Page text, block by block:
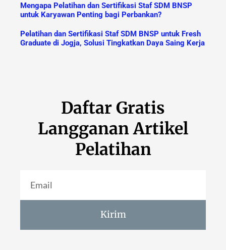
Mengapa Pelatihan dan Sertifikasi Staf SDM BNSP
untuk Karyawan Penting bagi Perbankan?
Pelatihan dan Sertifikasi Staf SDM BNSP untuk Fresh
Graduate di Jogja, Solusi Tingkatkan Daya Saing Kerja
Daftar Gratis
Langganan Artikel
Pelatihan
Kirim